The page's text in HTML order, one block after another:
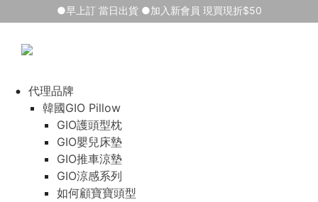
代理品牌
韓國GIO Pillow
GIO護頭型枕
GIO嬰兒床墊
GIO推車涼墊
GIO涼感系列
如何顧寶寶頭型
●早上訂 當日出貨 ●加入新會員 現買現折$50